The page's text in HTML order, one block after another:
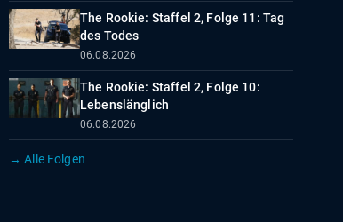
The Rookie: Staffel 2, Folge 11: Tag
des Todes
06.08.2026
The Rookie: Staffel 2, Folge 10:
Lebenslänglich
06.08.2026
→ Alle Folgen